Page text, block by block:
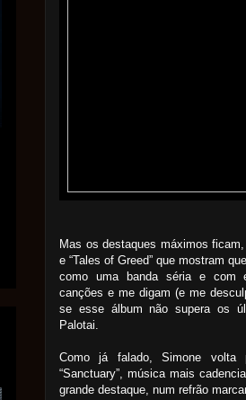
Mas os destaques máximos ficam,
e “Tales of Greed” que mostram
como uma banda séria e com
canções e me digam (e me
se esse álbum não supera os
Palotai.
Como já falado, Simone volta
“Sanctuary”, música mais
grande destaque, num refrão